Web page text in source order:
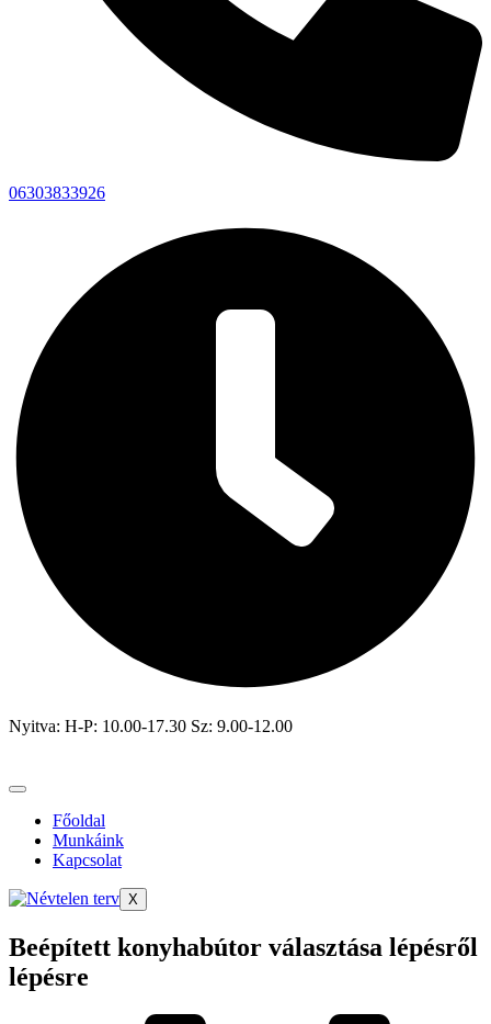
06303833926
Nyitva: H-P: 10.00-17.30 Sz: 9.00-12.00
Főoldal
Munkáink
Kapcsolat
X
Beépített konyhabútor választása lépésről
lépésre